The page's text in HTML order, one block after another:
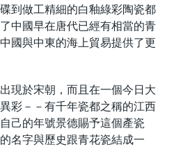
到做工精細的白釉綠彩陶瓷都
中國早在唐代已經有相當的青
國與中東的海上貿易提供了更
現於宋朝，而且在一個今日大
彩－－有千年瓷都之稱的江西
己的年號景德賜予這個產瓷
名字與歷史跟青花瓷結成一